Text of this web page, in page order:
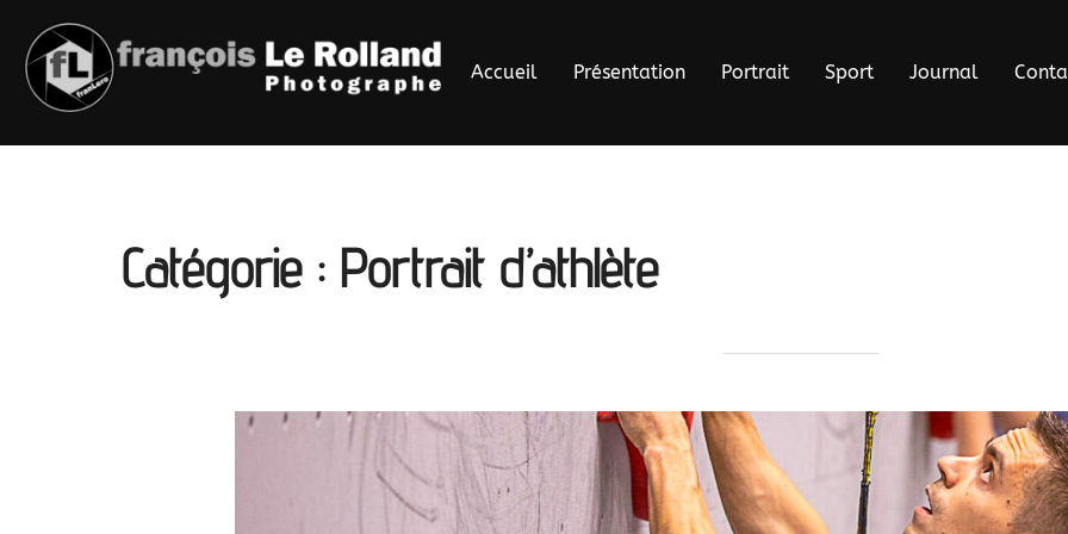
contenu
Accueil Présentation Portrait Sport Journal
Catégorie : Portrait d’athlète